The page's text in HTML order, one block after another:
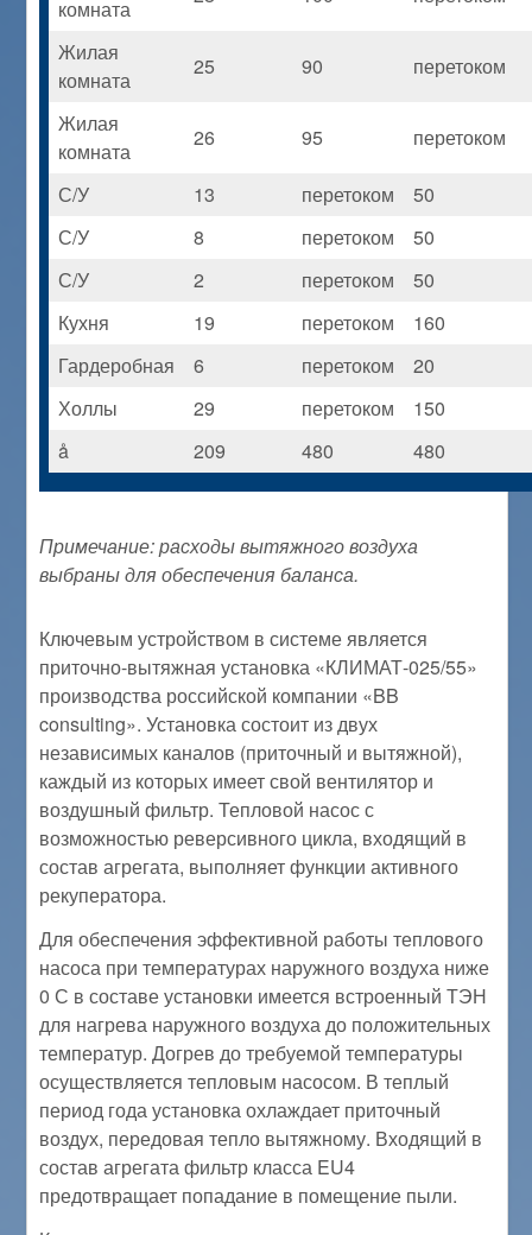
комната
Жилая
комната
25 90 перетоком
Жилая
комната
26 95 перетоком
С/У 13 перетоком
50
С/У
8 перетоком
50
С/У
2 перетоком
50
Кухня
19 перетоком
160
Гардеробная
6 перетоком
20
Холлы
29 перетоком
150
å
209 480 480
Примечание: расходы вытяжного воздуха
выбраны для обеспечения баланса.
Ключевым устройством в системе является
приточно-вытяжная установка «КЛИМАТ-025/55»
производства российской компании «BB
consulting». Установка состоит из двух
независимых каналов (приточный и вытяжной),
каждый из которых имеет свой вентилятор и
воздушный фильтр. Тепловой насос с
возможностью реверсивного цикла, входящий в
состав агрегата, выполняет функции активного
рекуператора.
Для обеспечения эффективной работы теплового
насоса при температурах наружного воздуха ниже
0 С в составе установки имеется встроенный ТЭН
для нагрева наружного воздуха до положительных
температур. Догрев до требуемой температуры
осуществляется тепловым насосом. В теплый
период года установка охлаждает приточный
воздух, передовая тепло вытяжному. Входящий в
состав агрегата фильтр класса EU4
предотвращает попадание в помещение пыли.